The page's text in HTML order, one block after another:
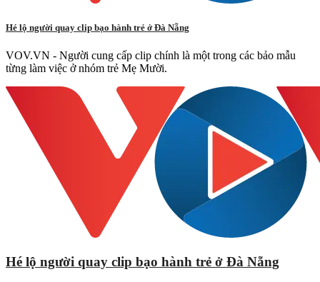
Hé lộ người quay clip bạo hành trẻ ở Đà Nẵng
VOV.VN - Người cung cấp clip chính là một trong các bảo mẫu
từng làm việc ở nhóm trẻ Mẹ Mười.
Hé lộ người quay clip bạo hành trẻ ở Đà Nẵng